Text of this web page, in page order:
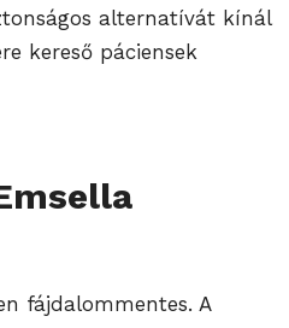
alternatívát kínál
kereső páciensek
fájdalommentes. A